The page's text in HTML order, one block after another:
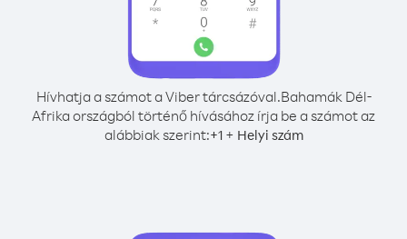
Hívhatja a számot a Viber tárcsázóval.Bahamák Dél-
Afrika országból történő hívásához írja be a számot az
alábbiak szerint:+1+ Helyi szám